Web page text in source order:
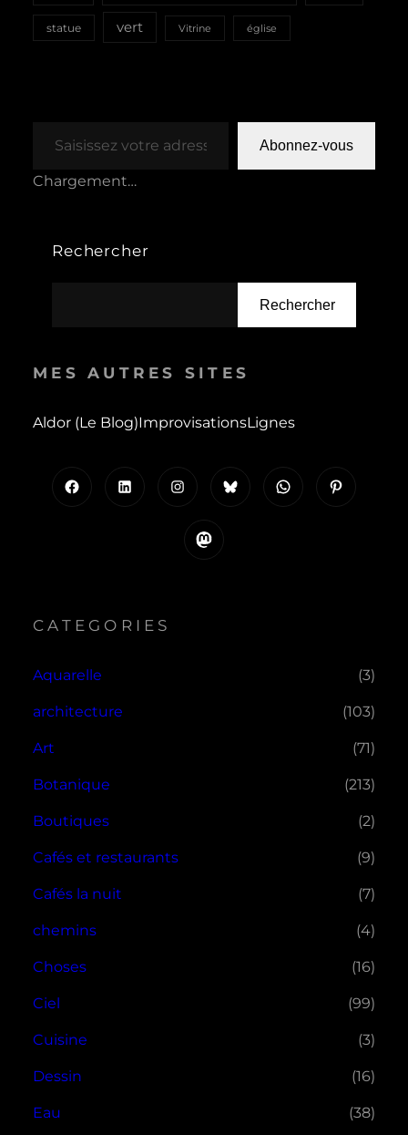
statue vert Vitrine église
Abonnez-vous
Chargement…
Rechercher
Rechercher
MES AUTRES SITES
Aldor (le Blog)ImprovisationsLignes
Instagram WhatsApp
Mastodon
CATEGORIES
Aquarelle (3)
architecture (103)
Art (71)
Botanique (213)
Boutiques (2)
Cafés et restaurants (9)
Cafés la nuit (7)
chemins (4)
Choses (16)
Ciel (99)
Cuisine (3)
Dessin (16)
Eau (38)